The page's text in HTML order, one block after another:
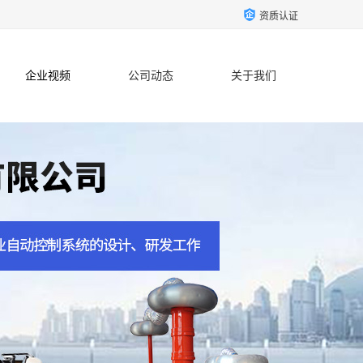
资质认证
企业视频 公司动态 关于我们